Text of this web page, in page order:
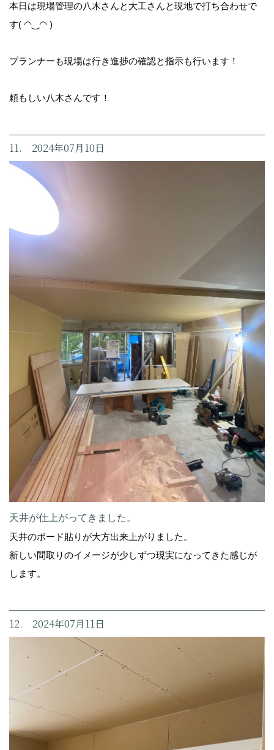
本日は現場管理の八木さんと大工さんと現地で打ち合わせで
す( ◠‿◠ )
プランナーも現場は行き進捗の確認と指示も行います！
頼もしい八木さんです！
11. 2024年07月10日
天井が仕上がってきました。
天井のボード貼りが大方出来上がりました。
新しい間取りのイメージが少しずつ現実になってきた感じが
します。
12. 2024年07月11日